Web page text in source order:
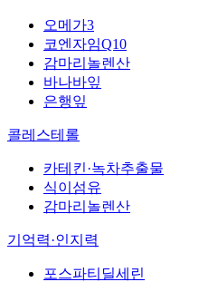
오메가3
코엔자임Q10
감마리놀렌산
바나바잎
은행잎
콜레스테롤
카테킨·녹차추출물
식이섬유
감마리놀렌산
기억력·인지력
포스파티딜세린